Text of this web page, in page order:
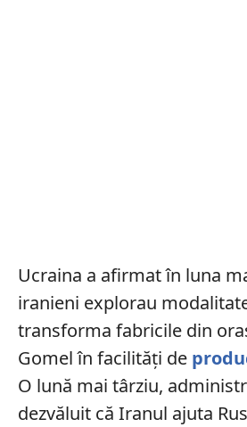
Ucraina a afirmat în luna
iranieni explorau
transforma fabricile din
Gomel în facilități de
O lună mai târziu,
dezvăluit că Iranul ajuta